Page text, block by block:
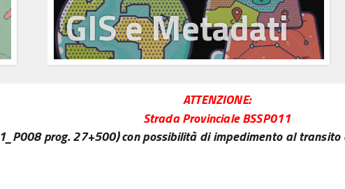
GIS e Metadati
ATTENZIONE:
Strada Provinciale BSSP011
prog. 27+500) con possibilità di impedimento al